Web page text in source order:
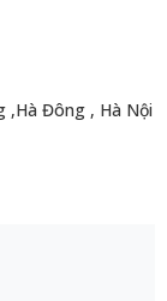
,Hà Đông , Hà Nội